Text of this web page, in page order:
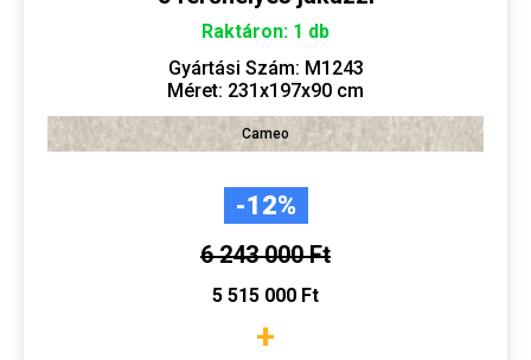
Raktáron: 1 db
Gyártási Szám: M1243
Méret: 231x197x90 cm
Cameo
-12%
6 243 000 Ft
5 515 000 Ft
+